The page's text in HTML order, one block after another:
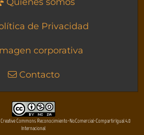
de Privacidad
corporativa
Contacto
Creative Commons Reconocimiento-NoComercial-CompartirIgual 4.0
Internacional